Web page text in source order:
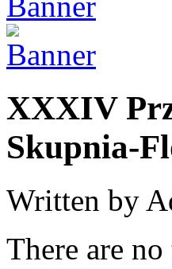
XXXIV
Skupnia-
Written by
There are